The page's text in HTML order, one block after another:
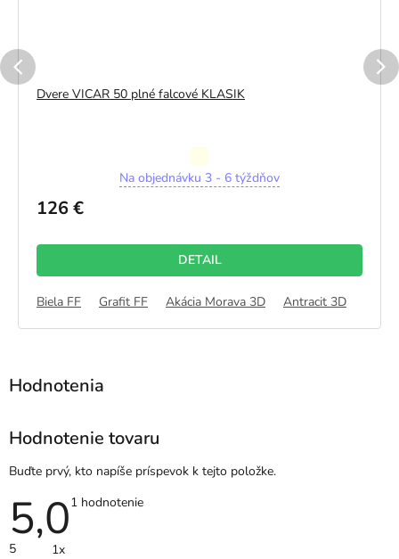
Dvere VICAR 50 plné falcové KLASIK
hodnotenie
z
5
hviezdičiek.
Na objednávku 3 - 6 týždňov
126 €
DETAIL
Biela FF Grafit FF Akácia Morava 3D Antracit 3D
Hodnotenie tovaru
Buďte prvý, kto napíše príspevok k tejto položke.
5,0Priemerné
1 hodnotenie
5
1x